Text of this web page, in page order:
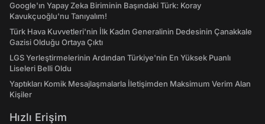
Google'ın Yapay Zeka Biriminin Başındaki Türk: Koray
Kavukçuoğlu'nu Tanıyalım!
Türk Hava Kuvvetleri'nin İlk Kadın Generalinin Dedesinin Çanakkale
Gazisi Olduğu Ortaya Çıktı
LGS Yerleştirmelerinin Ardından Türkiye'nin En Yüksek Puanlı
Liseleri Belli Oldu
Yaptıkları Komik Mesajlaşmalarla İletişimden Maksimum Verim Alan
Kişiler
Hızlı Erişim